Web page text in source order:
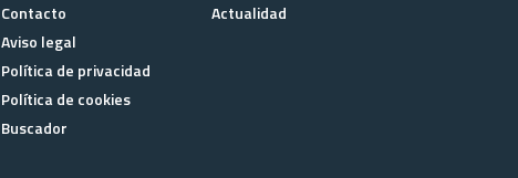
Contacto
Actualidad
Aviso legal
Política de privacidad
Política de cookies
Buscador